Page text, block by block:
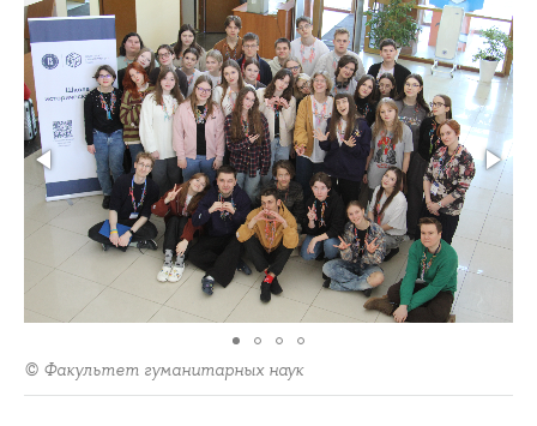
© Факультет гуманитарных наук